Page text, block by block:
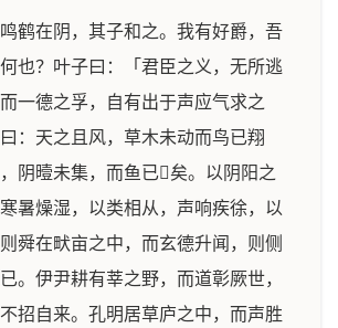
鸣鹤在阴，其子和之。我有好爵，吾
也？叶子曰：「君臣之义，无所逃
一德之孚，自有出于声应气求之
：天之且风，草木未动而鸟已翔
阴曀未集，而鱼已𪡋矣。以阴阳之
暑燥湿，以类相从，声响疾徐，以
舜在畎亩之中，而玄德升闻，则侧
。伊尹耕有莘之野，而道彰厥世，
招自来。孔明居草庐之中，而声胜